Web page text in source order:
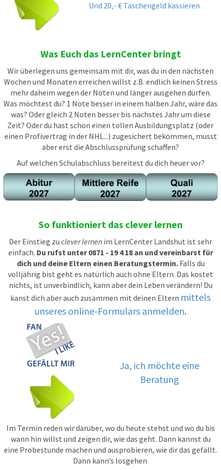
Und 20,- € Taschengeld kassieren
Was Euch das LernCenter bringt
Wir überlegen uns gemeinsam mit dir, was du in den nächsten
Wochen und Monaten erreichen willst z.B. endlich keinen Stress
mehr daheim wegen der Noten und länger ausgehen dürfen.
Was möchtest du? 1 Note besser in einem halben Jahr, wäre das
was? Oder gleich 2 Noten besser bis nächstes Jahr um diese
Zeit? Oder du hast schon einen tollen Ausbildungsplatz (oder
einen Profivertrag in der NHL...) zugesichert bekommen, musst
aber erst die Abschlussprüfung schaffen?
Auf welchen Schulabschluss bereitest du dich heuer vor?
So funktioniert das clever lernen
Der Einstieg zu clever lernen im LernCenter Landshut ist sehr
einfach. Du rufst unter 0871 - 19 4 18 an und vereinbarst für
dich und deine Eltern einen Beratungstermin.Falls du
volljährig bist geht es natürlich auch ohne Eltern. Das kostet
nichts, ist unverbindlich, kann aber dein Leben verändern! Du
kanst dich aber auch zusammen mit deinen Eltern mittels
unseres online-Formulars anmelden.
Ja, ich möchte eine
Beratung
Im Termin reden wir darüber, wo du heute stehst und wo du bis
wann hin willst und zeigen dir, wie das geht. Dann kannst du
eine Probestunde machen und ausprobieren, wie dir das gefällt.
Dann kann’s losgehen